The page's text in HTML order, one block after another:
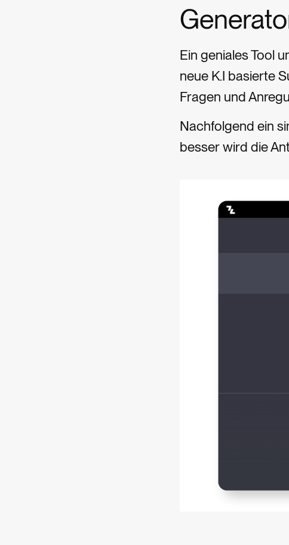
Ein geniales Tool
neue K.I basierte
Fragen und
Nachfolgend ein
besser wird die